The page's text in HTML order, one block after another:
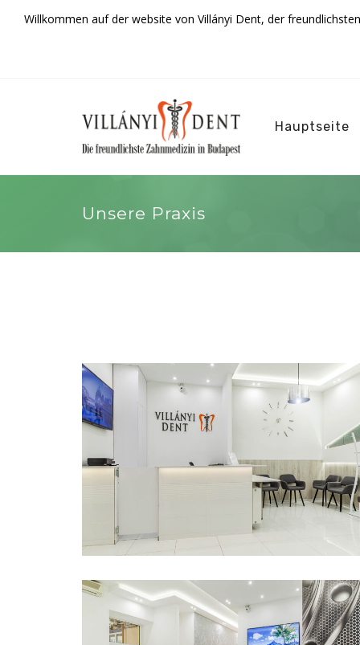
Willkommen auf der website von Villányi Dent, der
Hauptseite
Unsere Praxis